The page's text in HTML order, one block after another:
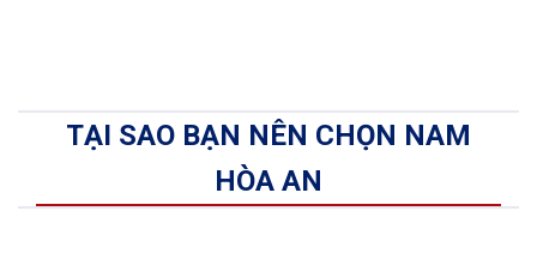
TẠI SAO BẠN NÊN CHỌN NAM
HÒA AN